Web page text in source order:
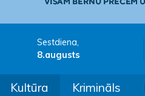
Sestdiena,
8.augusts
Kultūra Krimināls